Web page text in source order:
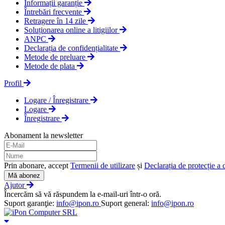
Informații garanție
Întrebări frecvente
Retragere în 14 zile
Soluționarea online a litigiilor
ANPC
Declarația de confidențialitate
Metode de preluare
Metode de plata
Profil
Logare / Înregistrare
Logare
Înregistrare
Abonament la newsletter
Prin abonare, accept Termenii de utilizare și Declarația de protecție a
Mă abonez
Ajutor
Încercăm să vă răspundem la e-mail-uri într-o oră.
Suport garanţie: info@ipon.ro Suport general: info@ipon.ro